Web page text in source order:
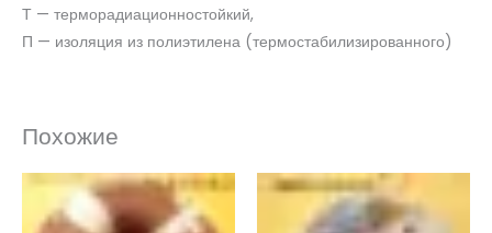
Т — терморадиационностойкий,
П — изоляция из полиэтилена (термостабилизированного)
Похожие